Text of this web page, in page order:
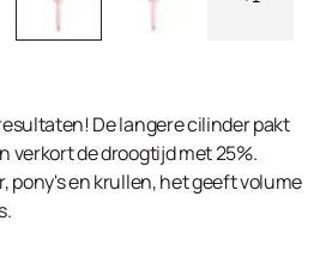
De langere cilinder pakt
verkort de droogtijd met 25%.
pony's en krullen, het geeft volume